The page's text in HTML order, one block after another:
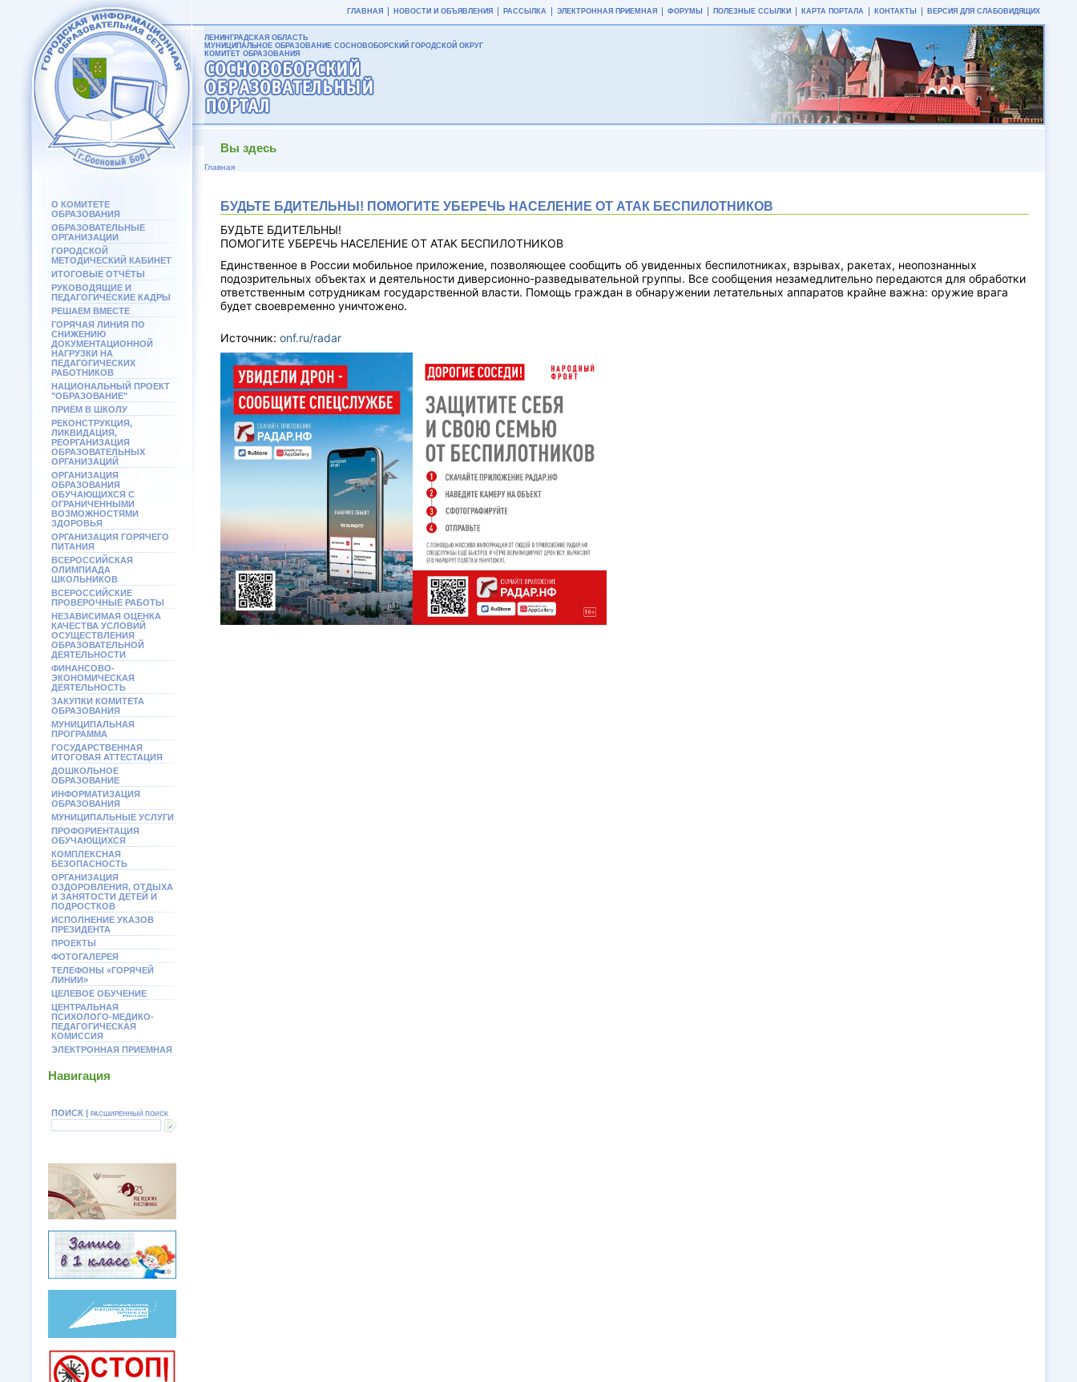
О КОМИТЕТЕ
ОБРАЗОВАНИЯ
ОБРАЗОВАТЕЛЬНЫЕ
ОРГАНИЗАЦИИ
ГОРОДСКОЙ
МЕТОДИЧЕСКИЙ КАБИНЕТ
ИТОГОВЫЕ ОТЧЁТЫ
РУКОВОДЯЩИЕ И
ПЕДАГОГИЧЕСКИЕ КАДРЫ
РЕШАЕМ ВМЕСТЕ
ГОРЯЧАЯ ЛИНИЯ ПО
СНИЖЕНИЮ
ДОКУМЕНТАЦИОННОЙ
НАГРУЗКИ НА
ПЕДАГОГИЧЕСКИХ
РАБОТНИКОВ
НАЦИОНАЛЬНЫЙ ПРОЕКТ
"ОБРАЗОВАНИЕ"
ПРИЁМ В ШКОЛУ
РЕКОНСТРУКЦИЯ,
ЛИКВИДАЦИЯ,
РЕОРГАНИЗАЦИЯ
ОБРАЗОВАТЕЛЬНЫХ
ОРГАНИЗАЦИЙ
ОРГАНИЗАЦИЯ
ОБРАЗОВАНИЯ
ОБУЧАЮЩИХСЯ С
ОГРАНИЧЕННЫМИ
ВОЗМОЖНОСТЯМИ
ЗДОРОВЬЯ
ОРГАНИЗАЦИЯ ГОРЯЧЕГО
ПИТАНИЯ
ВСЕРОССИЙСКАЯ
ОЛИМПИАДА
ШКОЛЬНИКОВ
ВСЕРОССИЙСКИЕ
ПРОВЕРОЧНЫЕ РАБОТЫ
НЕЗАВИСИМАЯ ОЦЕНКА
КАЧЕСТВА УСЛОВИЙ
ОСУЩЕСТВЛЕНИЯ
ОБРАЗОВАТЕЛЬНОЙ
ДЕЯТЕЛЬНОСТИ
ФИНАНСОВО-
ЭКОНОМИЧЕСКАЯ
ДЕЯТЕЛЬНОСТЬ
ЗАКУПКИ КОМИТЕТА
ОБРАЗОВАНИЯ
МУНИЦИПАЛЬНАЯ
ПРОГРАММА
ГОСУДАРСТВЕННАЯ
ИТОГОВАЯ АТТЕСТАЦИЯ
ДОШКОЛЬНОЕ
ОБРАЗОВАНИЕ
ИНФОРМАТИЗАЦИЯ
ОБРАЗОВАНИЯ
МУНИЦИПАЛЬНЫЕ УСЛУГИ
ПРОФОРИЕНТАЦИЯ
ОБУЧАЮЩИХСЯ
КОМПЛЕКСНАЯ
БЕЗОПАСНОСТЬ
ОРГАНИЗАЦИЯ
ОЗДОРОВЛЕНИЯ, ОТДЫХА
И ЗАНЯТОСТИ ДЕТЕЙ И
ПОДРОСТКОВ
ИСПОЛНЕНИЕ УКАЗОВ
ПРЕЗИДЕНТА
ПРОЕКТЫ
ФОТОГАЛЕРЕЯ
ТЕЛЕФОНЫ «ГОРЯЧЕЙ
ЛИНИИ»
ЦЕЛЕВОЕ ОБУЧЕНИЕ
ЦЕНТРАЛЬНАЯ
ПСИХОЛОГО-МЕДИКО-
ПЕДАГОГИЧЕСКАЯ
КОМИССИЯ
ЭЛЕКТРОННАЯ ПРИЕМНАЯ
Навигация
ПОИСК | РАСШИРЕННЫЙ ПОИСК
ГЛАВНАЯ НОВОСТИ И ОБЪЯВЛЕНИЯ РАССЫЛКА ЭЛЕКТРОННАЯ ПРИЕМНАЯ ФОРУМЫ ПОЛЕЗНЫЕ ССЫЛКИ КАРТА ПОРТАЛА КОНТАКТЫ ВЕРСИЯ ДЛЯ СЛАБОВИДЯЩИХ
ЛЕНИНГРАДСКАЯ ОБЛАСТЬ
МУНИЦИПАЛЬНОЕ ОБРАЗОВАНИЕ СОСНОВОБОРСКИЙ ГОРОДСКОЙ ОКРУГ
КОМИТЕТ ОБРАЗОВАНИЯ
Вы здесь
Главная
БУДЬТЕ БДИТЕЛЬНЫ! ПОМОГИТЕ УБЕРЕЧЬ НАСЕЛЕНИЕ ОТ АТАК БЕСПИЛОТНИКОВ
БУДЬТЕ БДИТЕЛЬНЫ!
ПОМОГИТЕ УБЕРЕЧЬ НАСЕЛЕНИЕ ОТ АТАК БЕСПИЛОТНИКОВ
Единственное в России мобильное приложение, позволяющее сообщить об увиденных беспилотниках, взрывах, ракетах, неопознанных
подозрительных объектах и деятельности диверсионно-разведывательной группы. Все сообщения незамедлительно передаются для обработки
ответственным сотрудникам государственной власти. Помощь граждан в обнаружении летательных аппаратов крайне важна: оружие врага
будет своевременно уничтожено.
Источник: onf.ru/radar